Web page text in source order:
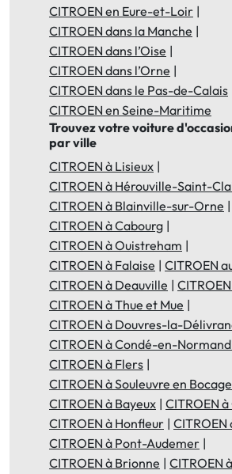
CITROEN en Eure-et-Loir
CITROEN dans la Manche
CITROEN dans l’Oise
CITROEN dans l’Orne
CITROEN dans le Pas-de-Calais
CITROEN en Seine-Maritime
Trouvez votre voiture
par ville
CITROEN à Lisieux
CITROEN à Hérouville-Saint-
CITROEN à Blainville-sur-Orne
CITROEN à Cabourg
CITROEN à Ouistreham
CITROEN à Falaise
CITROEN
CITROEN à Deauville
CITROEN à Thue et Mue
CITROEN à Douvres-la-
CITROEN à Condé-en-
CITROEN à Flers
CITROEN à Souleuvre en Bocage
CITROEN à Bayeux CITROEN
CITROEN à Honfleur
CITROEN à Pont-Audemer
CITROEN à Brionne
CITROEN